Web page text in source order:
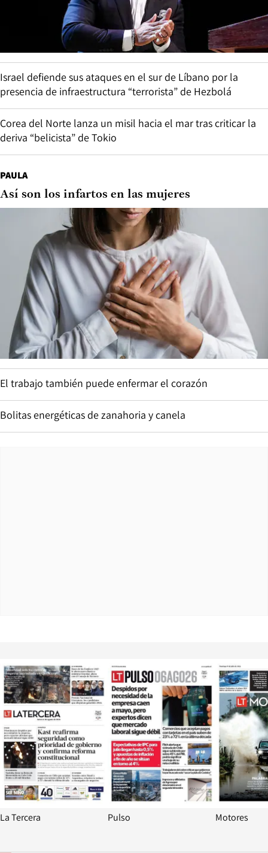
Israel defiende sus ataques en el sur de Líbano por la
presencia de infraestructura “terrorista” de Hezbolá
Corea del Norte lanza un misil hacia el mar tras criticar la
deriva “belicista” de Tokio
PAULA
Así son los infartos en las mujeres
El trabajo también puede enfermar el corazón
Bolitas energéticas de zanahoria y canela
Opens in new window
La Tercera
Opens in
Pulso Motores